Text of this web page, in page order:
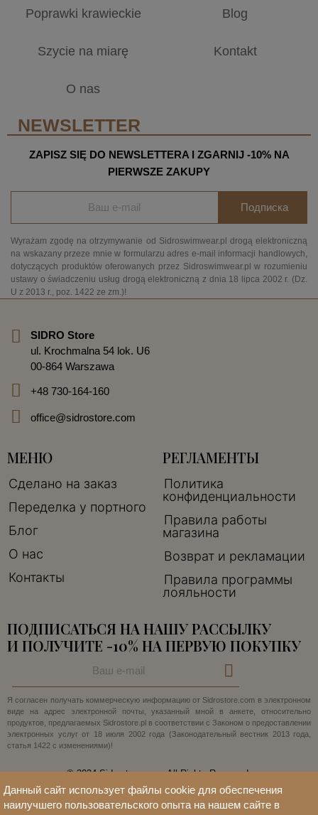
Poprawki krawieckie
Szycie na miarę
O nas
Blog
Kontakt
NEWSLETTER
ZAPISZ SIĘ DO NEWSLETTERA I ZGARNIJ -10% NA
PIERWSZE ZAKUPY
Подписка
Wyrażam zgodę na otrzymywanie od Sidroswimwear.pl drogą elektroniczną
na wskazany przeze mnie w formularzu adres e-mail informacji handlowych,
dotyczących produktów oferowanych przez Sidroswimwear.pl w rozumieniu
ustawy o świadczeniu usług drogą elektroniczną z dnia 18 lipca 2002 r. (Dz.
U z 2013 r., poz. 1422 ze zm.)!
SIDRO Store
ul. Krochmalna 54 lok. U6
00-864 Warszawa
+48 730-164-160
office@sidrostore.com
МЕНЮ
Сделано на заказ
Переделка у портного
Блог
О нас
Контакты
РЕГЛАМЕНТЫ
Политика
конфиденциальности
Правила работы
магазина
Возврат и рекламации
Правила программы
лояльности
ПОДПИСАТЬСЯ НА НАШУ РАССЫЛКУ
И ПОЛУЧИТЕ -10% НА ПЕРВУЮ ПОКУПКУ
Я согласен получать коммерческую информацию от Sidrostore.com в электронном
виде на адрес электронной почты, указанный мной в анкете, относительно
продуктов, предлагаемых Sidrostore.pl в соответствии с Законом о предоставлении
электронных услуг от 18 июля 2002 года (Законодательный вестник 2013 года,
статья 1422 с изменениями)!
© 2024 Sidrostore.com. All Rights Reserved.
Данный сайт использует файлы cookie для обеспечения
наилучшего пользовательского опыта на нашем сайте в